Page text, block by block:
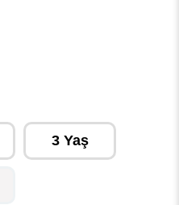
3 Yaş